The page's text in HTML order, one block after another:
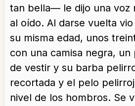
tan bella— le dijo una voz
al oído. Al darse vuelta
su misma edad, unos
con una camisa negra,
de vestir y su barba
recortada y el pelo
nivel de los hombros. Se